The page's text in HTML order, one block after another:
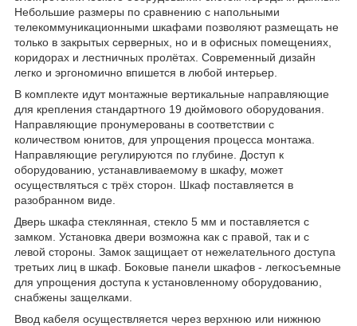
Небольшие размеры по сравнению с напольными
телекоммуникационными шкафами позволяют размещать не
только в закрытых серверных, но и в офисных помещениях,
коридорах и лестничных пролётах. Современный дизайн
легко и эргономично впишется в любой интерьер.
В комплекте идут монтажные вертикальные направляющие
для крепления стандартного 19 дюймового оборудования.
Направляющие пронумерованы в соответствии с
количеством юнитов, для упрощения процесса монтажа.
Направляющие регулируются по глубине. Доступ к
оборудованию, устанавливаемому в шкафу, может
осуществляться с трёх сторон. Шкаф поставляется в
разобранном виде.
Дверь шкафа стеклянная, стекло 5 мм и поставляется с
замком. Установка двери возможна как с правой, так и с
левой стороны. Замок защищает от нежелательного доступа
третьих лиц в шкаф. Боковые панели шкафов - легкосъемные
для упрощения доступа к установленному оборудованию,
снабжены защелками.
Ввод кабеля осуществляется через верхнюю или нижнюю